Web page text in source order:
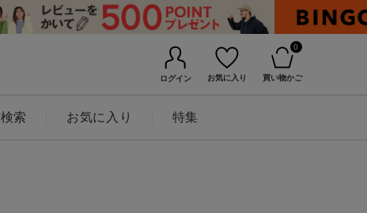
ログイン お気に入り
0
買い物かご
検索 お気に入り 特集